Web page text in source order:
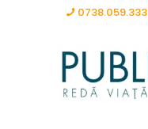
0738.059.333